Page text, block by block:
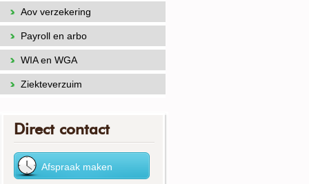
Aov verzekering
Payroll en arbo
WIA en WGA
Ziekteverzuim
Direct contact